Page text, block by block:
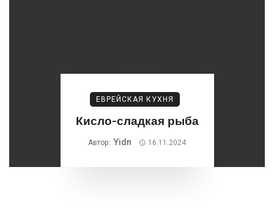
ЕВРЕЙСКАЯ КУХНЯ
Кисло-сладкая рыба
Автор: Yidn 16.11.2024